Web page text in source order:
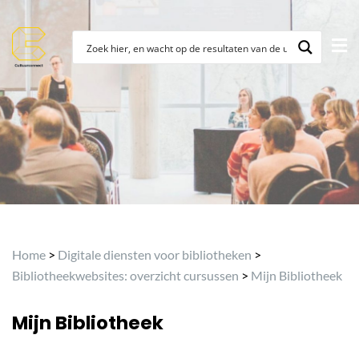
Home > Digitale diensten voor bibliotheken >
Bibliotheekwebsites: overzicht cursussen > Mijn Bibliotheek
Mijn Bibliotheek